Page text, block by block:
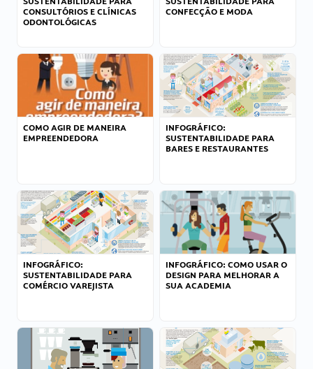
CONSULTÓRIOS E CLÍNICAS
ODONTOLÓGICAS
CONFECÇÃO E MODA
COMO AGIR DE MANEIRA
EMPREENDEDORA
INFOGRÁFICO:
SUSTENTABILIDADE PARA
BARES E RESTAURANTES
INFOGRÁFICO:
SUSTENTABILIDADE PARA
COMÉRCIO VAREJISTA
INFOGRÁFICO: COMO USAR O
DESIGN PARA MELHORAR A
SUA ACADEMIA